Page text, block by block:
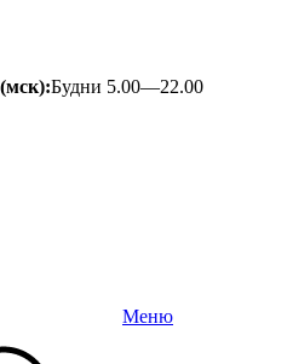
Будни 5.00—22.00
Меню